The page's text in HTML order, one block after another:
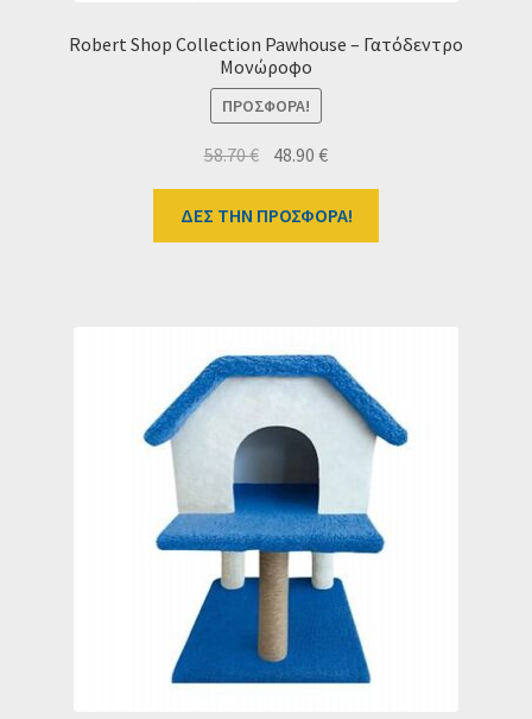
Robert Shop Collection Pawhouse – Γατόδεντρο
Μονώροφο
ΠΡΟΣΦΟΡΆ!
58.70€ Original
was:
58.70 €.
48.90€Η
τιμή
είναι:
ΔΕΣ ΤΗΝ ΠΡΟΣΦΟΡΑ!